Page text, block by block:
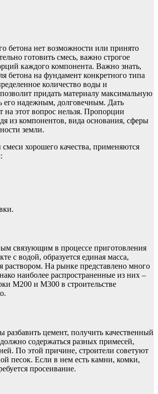
бетона нет возможности или принято
готовить смесь, важно строгое
каждого компонента. Важно знать,
бетона на фундамент конкретного типа
количество воды и
придать материалу максимальную
его надежным, долговечным. Дать
на этот вопрос нельзя. Пропорции
из компонентов, вида основания, сферы
земли.
хорошего качества, применяются
связующим в процессе приготовления
с водой, образуется единая масса,
раствором. На рынке представлено много
наиболее распространенные из них –
М200 и М300 в строительстве
разбавить цемент, получить качественный
содержаться разных примесей,
По этой причине, строители советуют
песок. Если в нем есть камни, комки,
просеивание.